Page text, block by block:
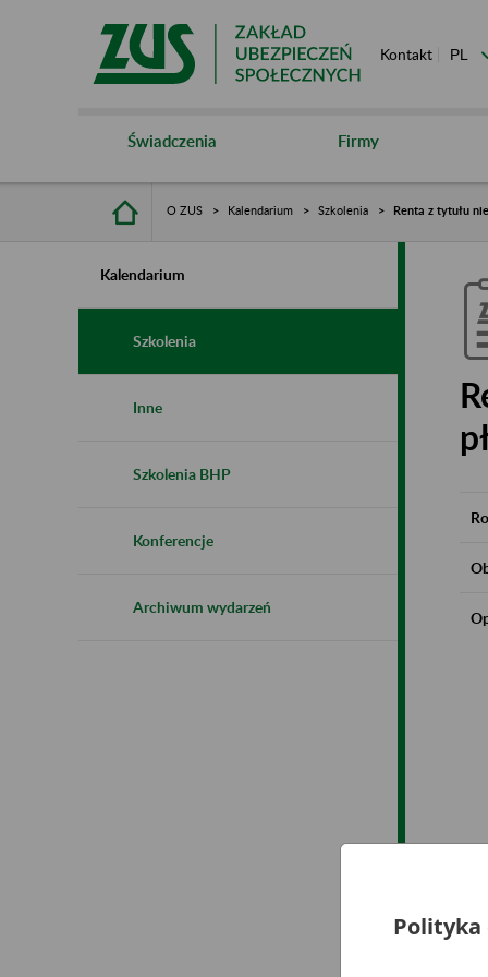
Kontakt
Świadczenia Firmy
O ZUS Kalendarium Szkolenia Renta z tytułu
Kalendarium
Szkolenia
Inne
Szkolenia BHP
Konferencje
Archiwum wydarzeń
Polityka